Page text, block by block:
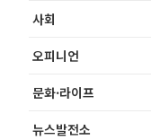
사회
오피니언
문화·라이프
뉴스발전소